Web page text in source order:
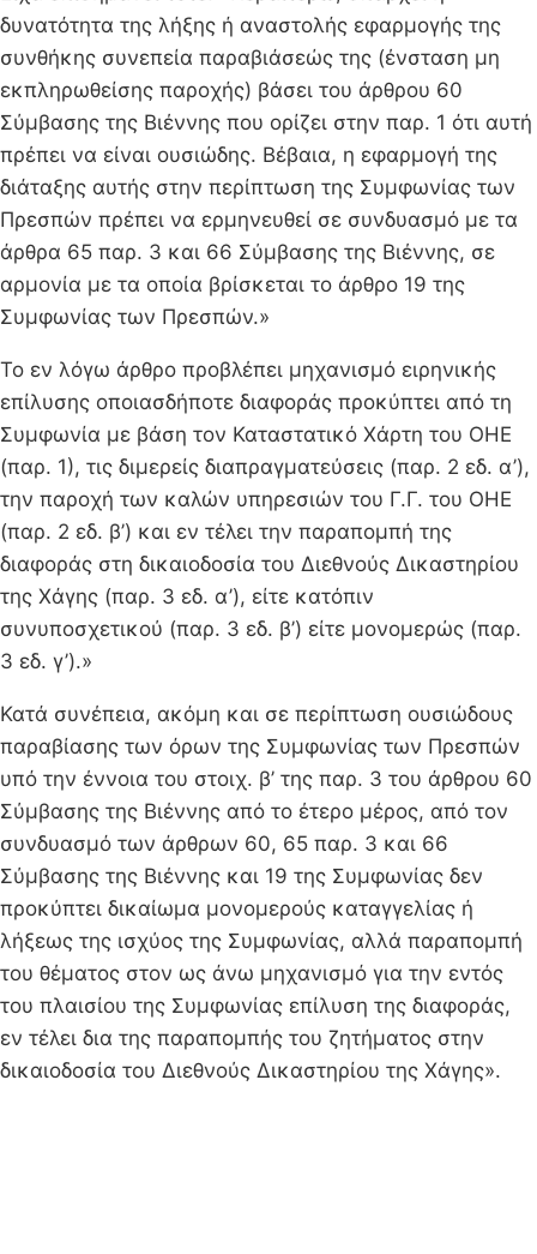
δυνατότητα της λήξης ή αναστολής εφαρμογής της
συνθήκης συνεπεία παραβιάσεώς της (ένσταση μη
εκπληρωθείσης παροχής) βάσει του άρθρου 60
Σύμβασης της Βιέννης που ορίζει στην παρ. 1 ότι αυτή
πρέπει να είναι ουσιώδης. Βέβαια, η εφαρμογή της
διάταξης αυτής στην περίπτωση της Συμφωνίας των
Πρεσπών πρέπει να ερμηνευθεί σε συνδυασμό με τα
άρθρα 65 παρ. 3 και 66 Σύμβασης της Βιέννης, σε
αρμονία με τα οποία βρίσκεται το άρθρο 19 της
Συμφωνίας των Πρεσπών.»
Το εν λόγω άρθρο προβλέπει μηχανισμό ειρηνικής
επίλυσης οποιασδήποτε διαφοράς προκύπτει από τη
Συμφωνία με βάση τον Καταστατικό Χάρτη του ΟΗΕ
(παρ. 1), τις διμερείς διαπραγματεύσεις (παρ. 2 εδ. α’),
την παροχή των καλών υπηρεσιών του Γ.Γ. του ΟΗΕ
(παρ. 2 εδ. β’) και εν τέλει την παραπομπή της
διαφοράς στη δικαιοδοσία του Διεθνούς Δικαστηρίου
της Χάγης (παρ. 3 εδ. α’), είτε κατόπιν
συνυποσχετικού (παρ. 3 εδ. β’) είτε μονομερώς (παρ.
3 εδ. γ’).»
Κατά συνέπεια, ακόμη και σε περίπτωση ουσιώδους
παραβίασης των όρων της Συμφωνίας των Πρεσπών
υπό την έννοια του στοιχ. β’ της παρ. 3 του άρθρου 60
Σύμβασης της Βιέννης από το έτερο μέρος, από τον
συνδυασμό των άρθρων 60, 65 παρ. 3 και 66
Σύμβασης της Βιέννης και 19 της Συμφωνίας δεν
προκύπτει δικαίωμα μονομερούς καταγγελίας ή
λήξεως της ισχύος της Συμφωνίας, αλλά παραπομπή
του θέματος στον ως άνω μηχανισμό για την εντός
του πλαισίου της Συμφωνίας επίλυση της διαφοράς,
εν τέλει δια της παραπομπής του ζητήματος στην
δικαιοδοσία του Διεθνούς Δικαστηρίου της Χάγης».